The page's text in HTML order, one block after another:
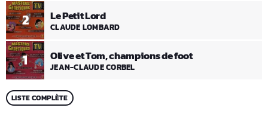
1 Olive et Tom, champions de foot
JEAN-CLAUDE CORBEL
2 Le Petit Lord
CLAUDE LOMBARD
LISTE COMPLÈTE